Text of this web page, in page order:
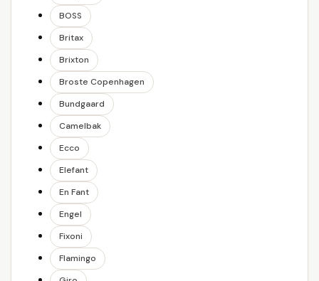
BOSS
Britax
Brixton
Broste Copenhagen
Bundgaard
Camelbak
Ecco
Elefant
En Fant
Engel
Fixoni
Flamingo